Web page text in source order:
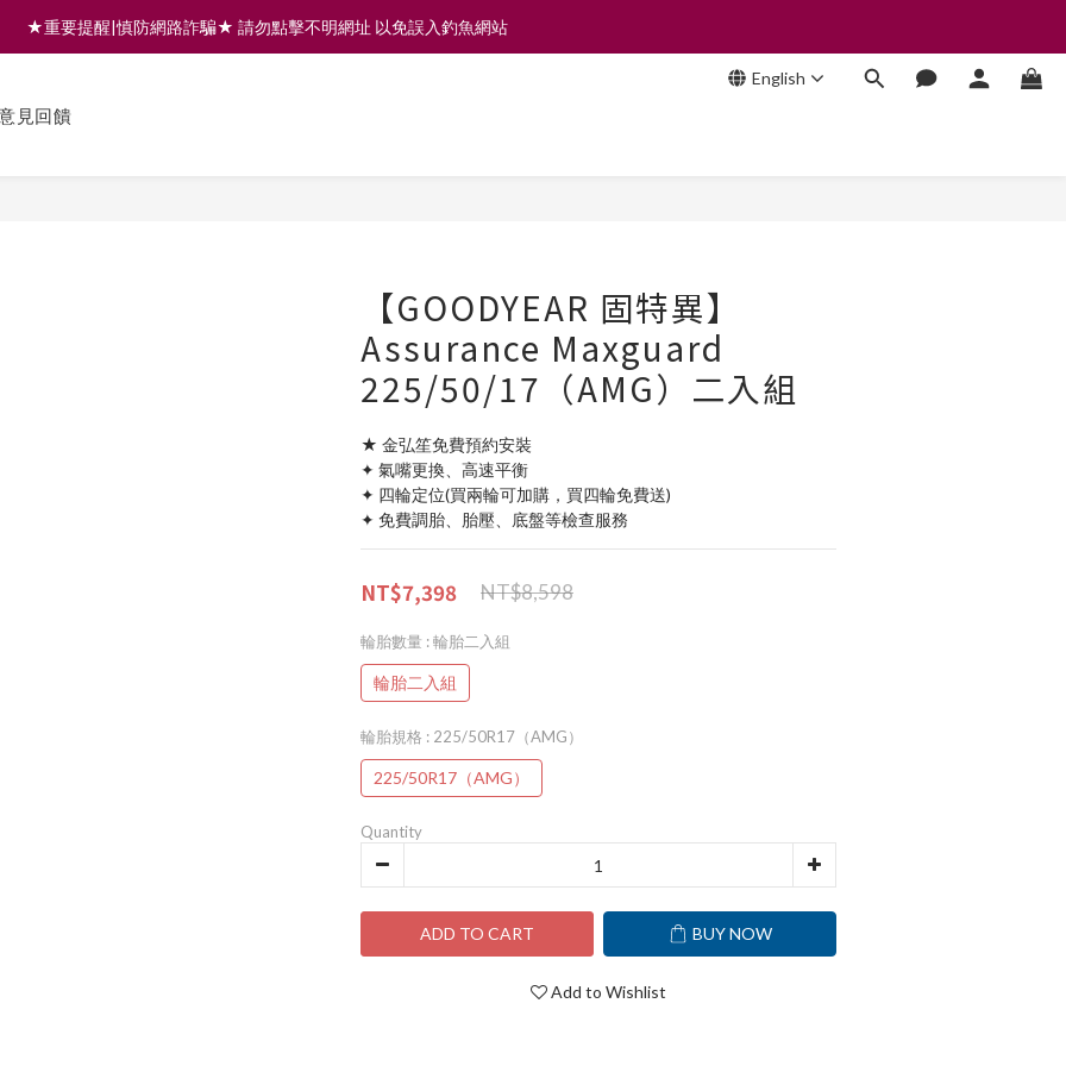
註冊會員享200元購物金 | 全館滿999免運 | 可門市取貨/安裝
★重要提醒|慎防網路詐騙★ 請勿點擊不明網址 以免誤入釣魚網站
English
見回饋
【GOODYEAR 固特異】
Assurance Maxguard
225/50/17（AMG）二入組
★ 金弘笙免費預約安裝
✦ 氣嘴更換、高速平衡
✦ 四輪定位(買兩輪可加購，買四輪免費送)
✦ 免費調胎、胎壓、底盤等檢查服務
NT$8,598
NT$7,398
輪胎數量 : 輪胎二入組
輪胎二入組
輪胎規格 : 225/50R17（AMG）
225/50R17（AMG）
Quantity
ADD TO CART BUY NOW
Add to Wishlist